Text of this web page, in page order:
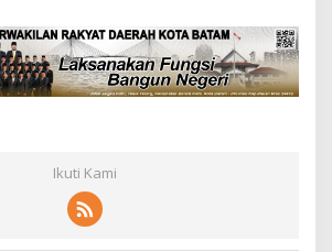
Ikuti Kami